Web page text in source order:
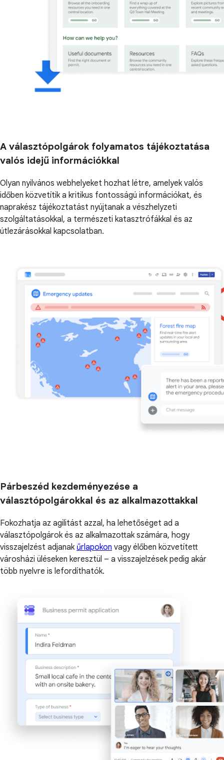
A választópolgárok folyamatos tájékoztatása
valós idejű információkkal
Olyan nyilvános webhelyeket hozhat létre, amelyek valós
időben közvetítik a kritikus fontosságú információkat, és
naprakész tájékoztatást nyújtanak a vészhelyzeti
szolgáltatásokkal, a természeti katasztrófákkal és az
útlezárásokkal kapcsolatban.
Párbeszéd kezdeményezése a
választópolgárokkal és az alkalmazottakkal
Fokozhatja az agilitást azzal, ha lehetőséget ad a
választópolgárok és az alkalmazottak számára, hogy
visszajelzést adjanak űrlapokon vagy élőben közvetített
városházi üléseken keresztül – a visszajelzések pedig akár
több nyelvre is lefordíthatók.